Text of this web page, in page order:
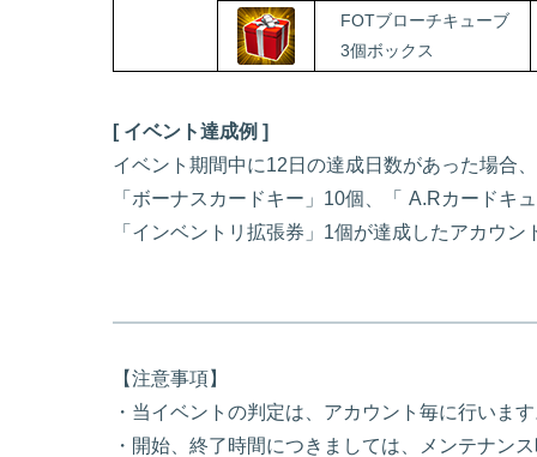
FOTブローチキューブ
3個ボックス
[ イベント達成例 ]
イベント期間中に12日の達成日数があった場合、
「ボーナスカードキー」10個、「
A.Rカードキ
「インベントリ拡張券 」1個が達成したアカウ
【注意事項】
・当イベントの判定は、アカウント毎に行いま
・開始、終了時間につきましては、メンテナン